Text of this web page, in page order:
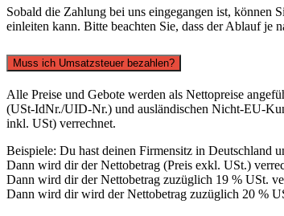
Sobald die Zahlung bei uns eingegangen ist, können
einleiten kann. Bitte beachten Sie, dass der Ablauf je
Muss ich Umsatzsteuer bezahlen?
Alle Preise und Gebote werden als Nettopreise
(USt-IdNr./UID-Nr.) und ausländischen Nicht-EU-
inkl. USt) verrechnet.
Beispiele: Du hast deinen Firmensitz in Deutschland
Dann wird dir der Nettobetrag (Preis exkl. USt.)
Dann wird dir der Nettobetrag zuzüglich 19 % USt.
Dann wird dir wird der Nettobetrag zuzüglich 20 %